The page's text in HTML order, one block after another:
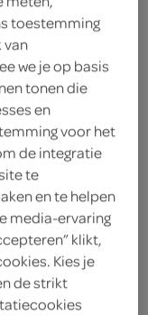
je winkel
toestemming
van
we je op basis
tonen die
en
voor het
de integratie
te
en te helpen
media-ervaring
klikt,
Kies je
de strikt